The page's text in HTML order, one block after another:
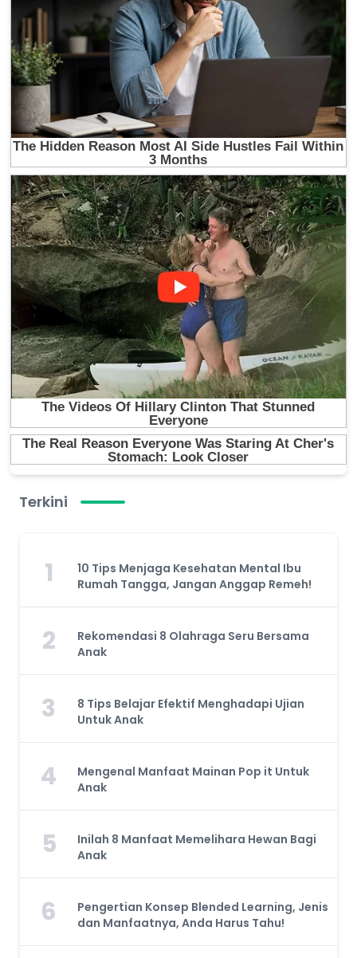
Terkini
1
10 Tips Menjaga Kesehatan Mental Ibu
Rumah Tangga, Jangan Anggap Remeh!
2
Rekomendasi 8 Olahraga Seru Bersama
Anak
3
8 Tips Belajar Efektif Menghadapi Ujian
Untuk Anak
4
Mengenal Manfaat Mainan Pop it Untuk
Anak
5
Inilah 8 Manfaat Memelihara Hewan Bagi
Anak
6
Pengertian Konsep Blended Learning, Jenis
dan Manfaatnya, Anda Harus Tahu!